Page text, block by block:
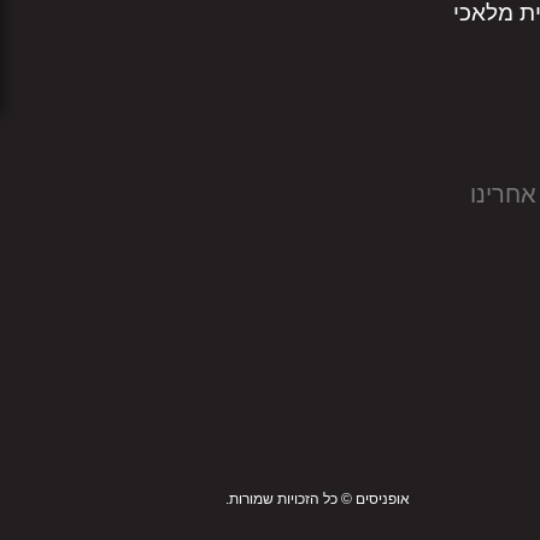
אופניסים © כל הזכויות שמורות.